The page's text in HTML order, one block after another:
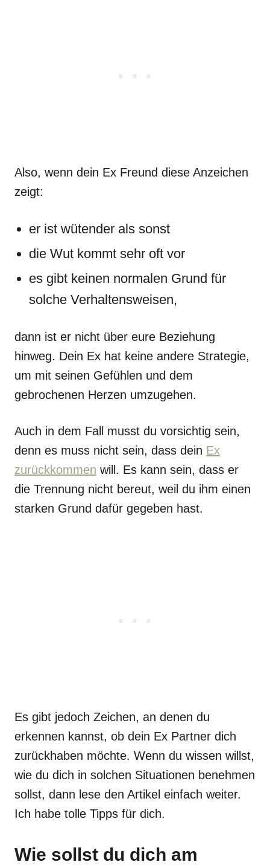
Also, wenn dein Ex Freund diese Anzeichen
zeigt:
er ist wütender als sonst
die Wut kommt sehr oft vor
es gibt keinen normalen Grund für
solche Verhaltensweisen,
dann ist er nicht über eure Beziehung
hinweg. Dein Ex hat keine andere Strategie,
um mit seinen Gefühlen und dem
gebrochenen Herzen umzugehen.
Auch in dem Fall musst du vorsichtig sein,
denn es muss nicht sein, dass dein Ex
zurückkommen will. Es kann sein, dass er
die Trennung nicht bereut, weil du ihm einen
starken Grund dafür gegeben hast.
Es gibt jedoch Zeichen, an denen du
erkennen kannst, ob dein Ex Partner dich
zurückhaben möchte. Wenn du wissen willst,
wie du dich in solchen Situationen benehmen
sollst, dann lese den Artikel einfach weiter.
Ich habe tolle Tipps für dich.
Wie sollst du dich am